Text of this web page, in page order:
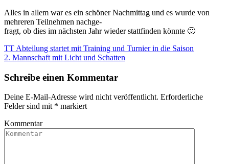
Alles in allem war es ein schöner Nachmittag und es wurde von
mehreren Teilnehmen nachge-
fragt, ob dies im nächsten Jahr wieder stattfinden könnte 🙂
TT Abteilung startet mit Training und Turnier in die Saison
2. Mannschaft mit Licht und Schatten
Schreibe einen Kommentar
Deine E-Mail-Adresse wird nicht veröffentlicht. Erforderliche
Felder sind mit * markiert
Kommentar